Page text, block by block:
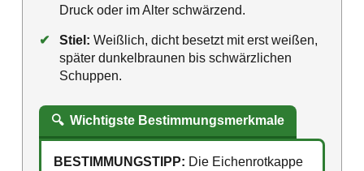
Druck oder im Alter schwärzend.
✔ Stiel: Weißlich, dicht besetzt mit erst weißen,
später dunkelbraunen bis schwärzlichen
Schuppen.
🔍 Wichtigste Bestimmungsmerkmale
BESTIMMUNGSTIPP: Die Eichenrotkappe